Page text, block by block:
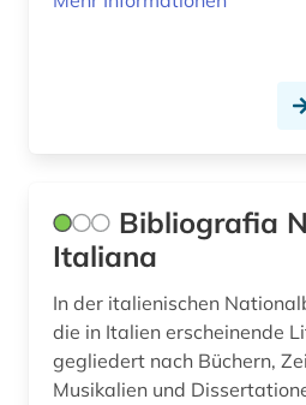
karl viktor von (1)
katalog (3)
kino (1)
kolonialismus (1)
Bibliografia
Italiana
In der italienischen
die in Italien erscheinende
gegliedert nach Büchern,
Musikalien und